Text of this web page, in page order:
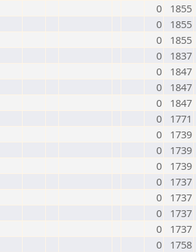
0
1855
0
1855
0
1855
0
1837
0
1847
0
1847
0
1847
0
1771
0
1739
0
1739
0
1739
0
1737
0
1737
0
1737
0
1737
0
1758